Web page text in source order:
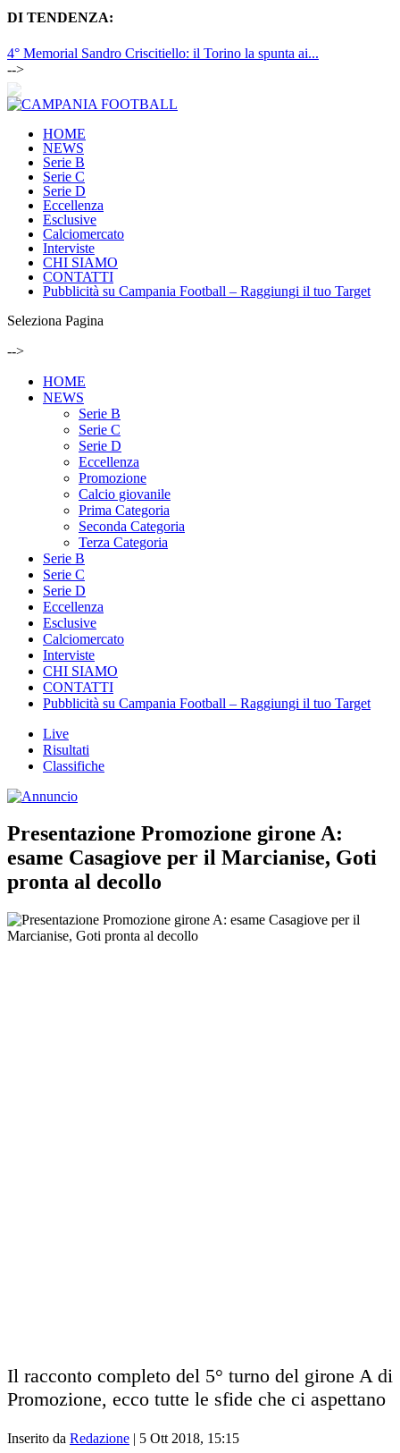
DI TENDENZA:
4° Memorial Sandro Criscitiello: il Torino la spunta ai...
-->
NEWS
Serie B
Serie C
Serie D
Eccellenza
Esclusive
Calciomercato
Interviste
CHI SIAMO
CONTATTI
Pubblicità su Campania Football – Raggiungi il tuo Target
NEWS
Serie B
Serie C
Serie D
Eccellenza
Promozione
Calcio giovanile
Prima Categoria
Seconda Categoria
Terza Categoria
Serie B
Serie C
Serie D
Eccellenza
Esclusive
Calciomercato
Interviste
CHI SIAMO
CONTATTI
Pubblicità su Campania Football – Raggiungi il tuo Target
Risultati
Classifiche
Presentazione Promozione girone A:
esame Casagiove per il Marcianise, Goti
pronta al decollo
Promozione, ecco tutte le sfide che ci aspettano